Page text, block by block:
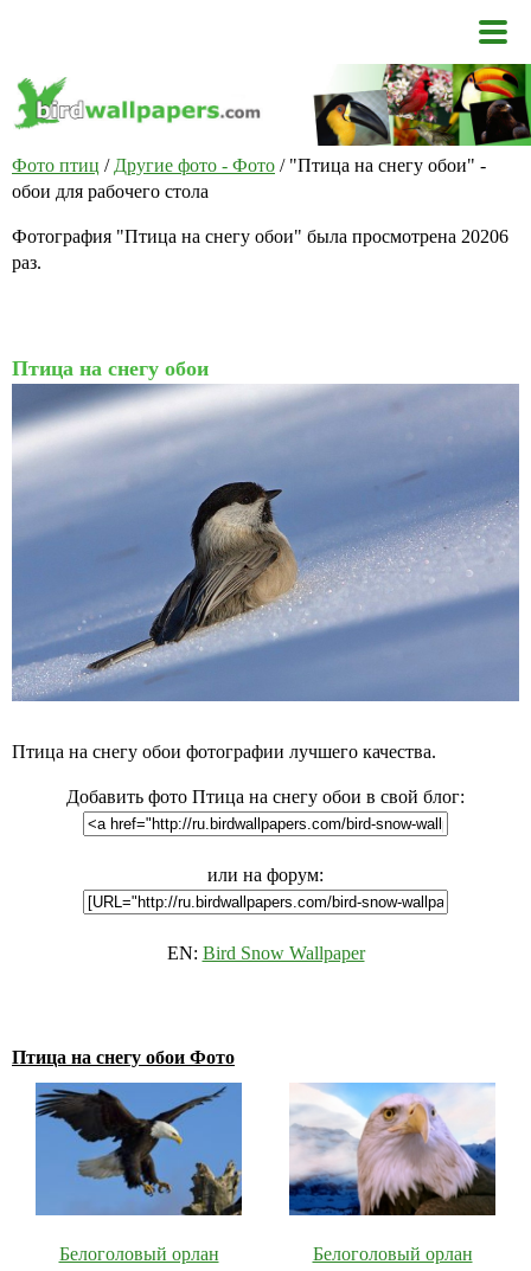
Фото птиц / Другие фото - Фото / "Птица на снегу обои" -
обои для рабочего стола
Фотография "Птица на снегу обои" была просмотрена 20206
раз.
Птица на снегу обои
Птица на снегу обои фотографии лучшего качества.
Добавить фото Птица на снегу обои в свой блог:
или на форум:
EN: Bird Snow Wallpaper
Птица на снегу обои Фото
Белоголовый орлан
Белоголовый орлан